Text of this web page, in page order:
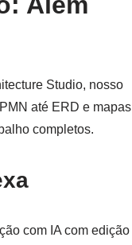
Studio, nosso
até ERD e mapas
completos.
com IA com edição